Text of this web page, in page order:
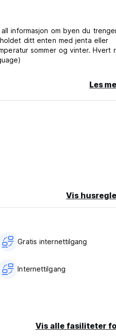
informasjon om byen du
ditt enten med jenta eller
sommer og vinter. Hvert
Les
Vis
Gratis internettilgang
Internettilgang
Vis alle fasiliteter